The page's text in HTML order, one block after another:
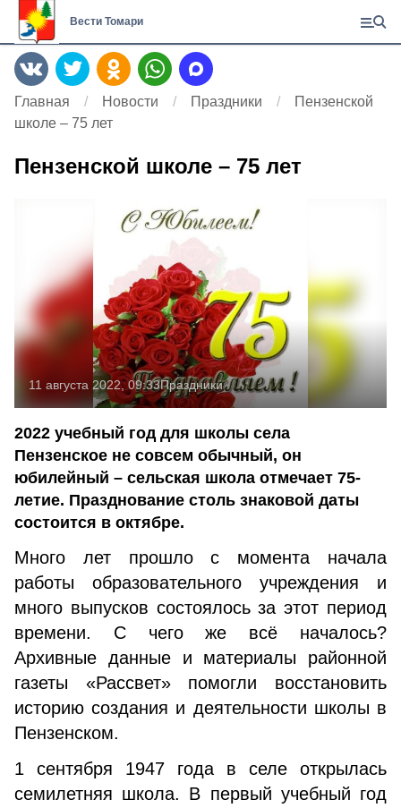
Вести Томари
Главная Новости Праздники
Пензенской
школе – 75 лет
Пензенской школе – 75 лет
11 августа 2022, 09:33Праздники
2022 учебный год для школы села
Пензенское не совсем обычный, он
юбилейный – сельская школа отмечает 75-
летие. Празднование столь знаковой даты
состоится в октябре.
Много лет прошло с момента начала
работы образовательного учреждения и
много выпусков состоялось за этот период
времени. С чего же всё началось?
Архивные данные и материалы районной
газеты «Рассвет» помогли восстановить
историю создания и деятельности школы в
Пензенском.
1 сентября 1947 года в селе открылась
семилетняя школа. В первый учебный год